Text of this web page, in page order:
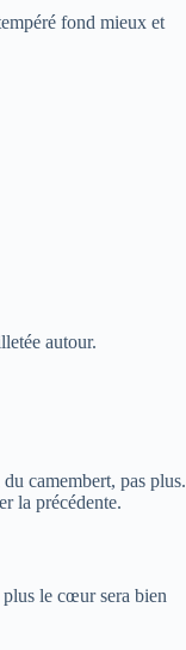
fond mieux et
autour.
camembert, pas plus.
la précédente.
plus le cœur sera bien